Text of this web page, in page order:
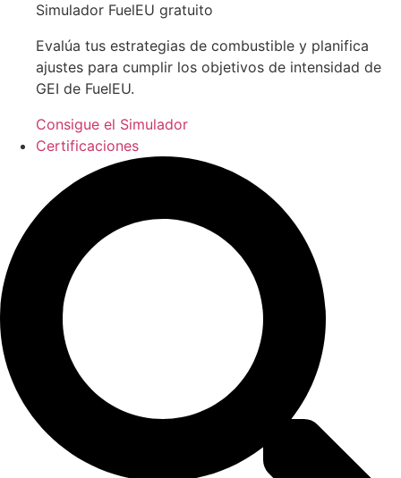
Simulador FuelEU gratuito
Evalúa tus estrategias de combustible y planifica
ajustes para cumplir los objetivos de intensidad de
GEI de FuelEU.
Consigue el Simulador
Certificaciones